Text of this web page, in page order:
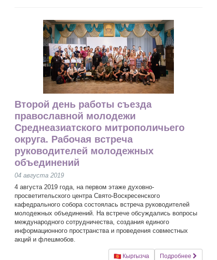
Второй день работы съезда
православной молодежи
Среднеазиатского митрополичьего
округа. Рабочая встреча
руководителей молодежных
объединений
04 августа 2019
4 августа 2019 года, на первом этаже духовно-
просветительского центра Свято-Воскресенского
кафедрального собора состоялась встреча руководителей
молодежных объединений. На встрече обсуждались вопросы
международного сотрудничества, создания единого
информационного пространства и проведения совместных
акций и флешмобов.
Кыргызча Подробнее